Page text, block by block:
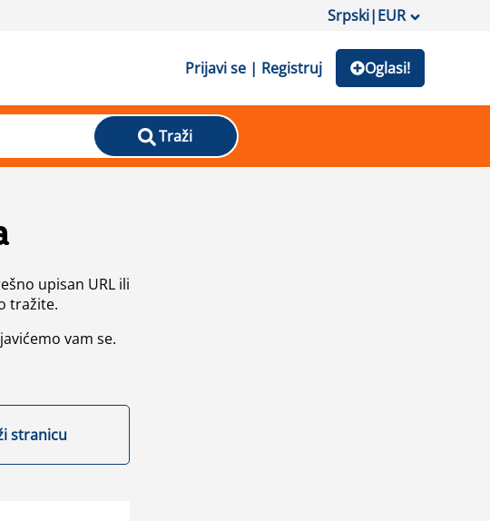
Srpski|EUR
Prijavi se | Registruj Oglasi!
Traži
upisan URL ili
tražite.
vam se.
stranicu